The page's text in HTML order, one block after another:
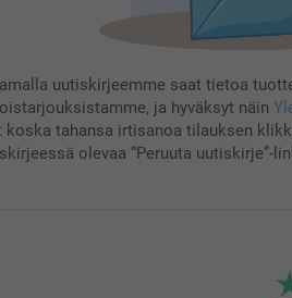
uutiskirjeemme saat tietoa
ja hyväksyt näin
koska tahansa irtisanoa tilauksen
olevaa “Peruuta uutiskirje”-